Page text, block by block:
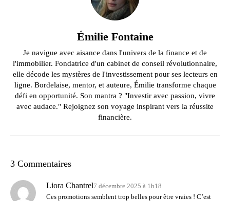
Émilie Fontaine
Je navigue avec aisance dans l'univers de la finance et de
l'immobilier. Fondatrice d'un cabinet de conseil révolutionnaire,
elle décode les mystères de l'investissement pour ses lecteurs en
ligne. Bordelaise, mentor, et auteure, Émilie transforme chaque
défi en opportunité. Son mantra ? "Investir avec passion, vivre
avec audace." Rejoignez son voyage inspirant vers la réussite
financière.
3 Commentaires
Liora Chantrel7 décembre 2025 à 1h18
Ces promotions semblent trop belles pour être vraies ! C’est